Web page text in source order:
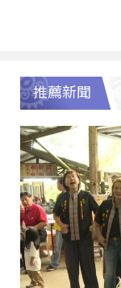
推薦新聞